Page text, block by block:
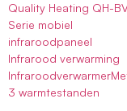
Quality Heating QH-
Serie mobiel
infraroodpaneel
Infrarood verwarming
3 warmtestanden